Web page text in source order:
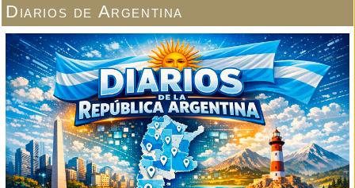
Diarios de Argentina